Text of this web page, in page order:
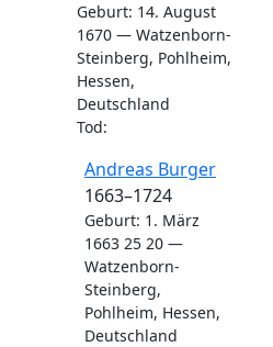
Geburt: 14. August
1670— Watzenborn-
Steinberg, Pohlheim,
Hessen,
Deutschland
Tod:
Andreas Burger
1663–1724
Geburt: 1. März
1663 25 20 —
Watzenborn-
Steinberg,
Pohlheim, Hessen,
Deutschland